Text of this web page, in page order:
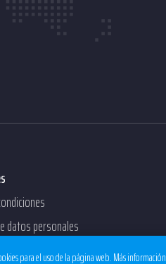
datos personales
para el uso de la página web. Más información